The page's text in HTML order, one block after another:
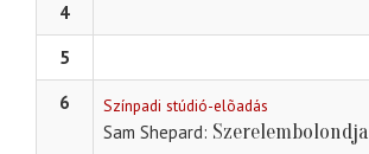
4
5
6
Színpadi stúdió-elõadás
Sam Shepard Szerelembolondja